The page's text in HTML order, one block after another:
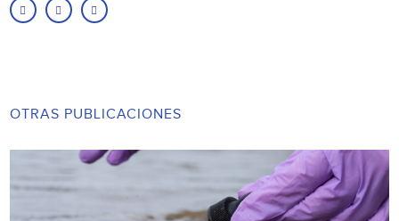
OTRAS PUBLICACIONES